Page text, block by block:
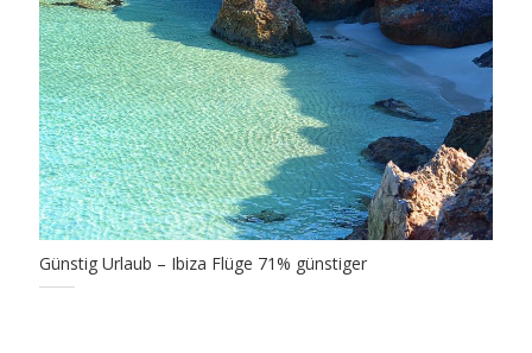
Günstig Urlaub – Ibiza Flüge 71% günstiger